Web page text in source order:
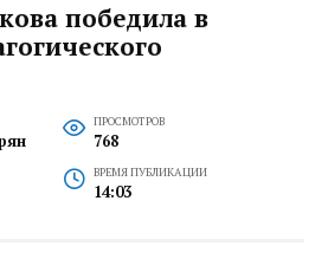
победила в
ПРОСМОТРОВ
768
ВРЕМЯ ПУБЛИКАЦИИ
14:03